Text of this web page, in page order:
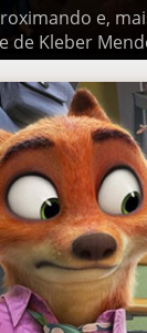
e, mais
Mendonça Filho